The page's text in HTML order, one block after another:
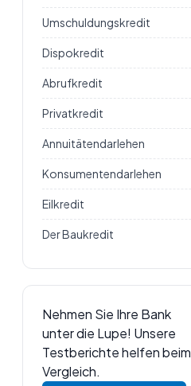
Umschuldungskredit
Dispokredit
Abrufkredit
Privatkredit
Annuitätendarlehen
Konsumentendarlehen
Eilkredit
Der Baukredit
Nehmen Sie Ihre Bank
unter die Lupe! Unsere
Testberichte helfen beim
Vergleich.